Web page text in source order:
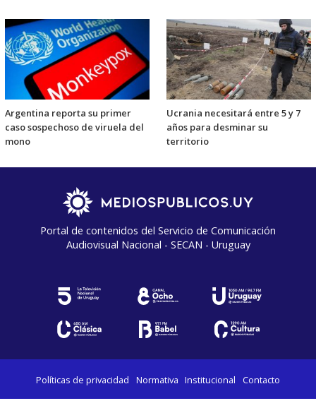
Argentina reporta su primer
caso sospechoso de viruela del
mono
Ucrania necesitará entre 5 y 7
años para desminar su
territorio
Portal de contenidos del Servicio de Comunicación
Audiovisual Nacional - SECAN - Uruguay
Políticas de privacidad Normativa Institucional Contacto